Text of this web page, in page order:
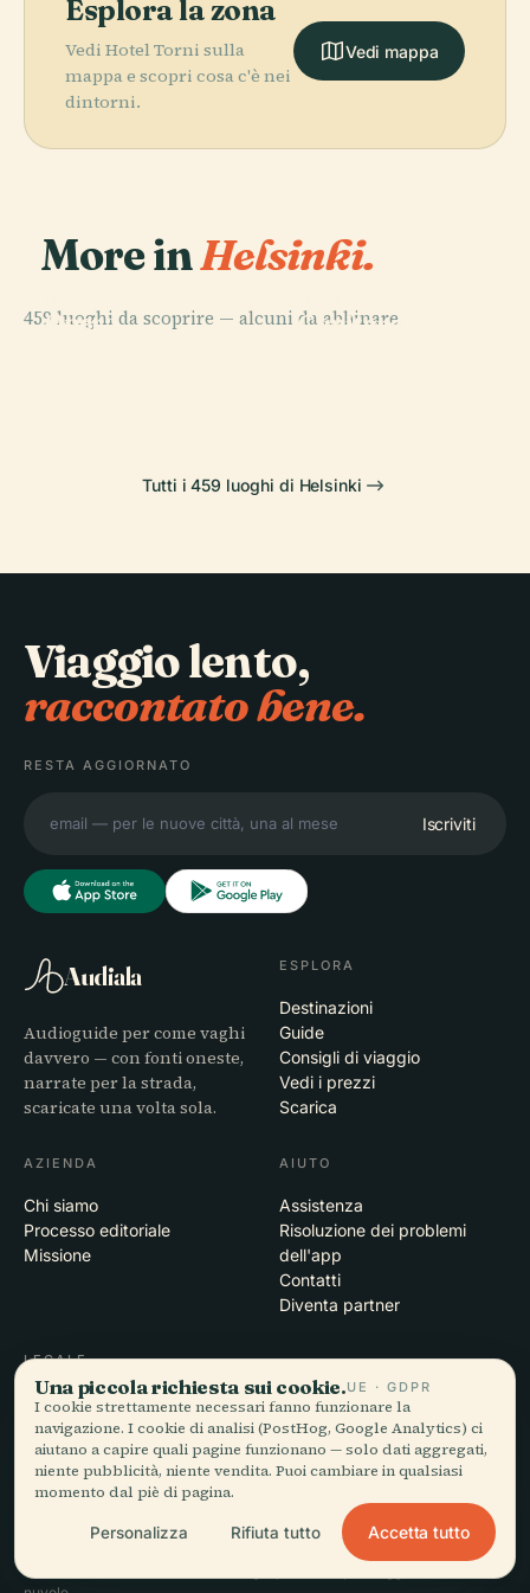
Esplora la zona
Vedi Hotel Torni sulla
mappa e scopri cosa c'è nei
dintorni.
Vedi mappa
More inHelsinki.
459 luoghi da scoprire — alcuni da abbinare.
PLACE
Cimitero di
Opera
PLACE
Tutti i 459 luoghi di Helsinki
Viaggio lento,
raccontato bene.
RESTA AGGIORNATO
Iscriviti
Audiala
Audioguide per come vaghi
davvero — con fonti oneste,
narrate per la strada,
scaricate una volta sola.
ESPLORA
Destinazioni
Guide
Consigli di viaggio
Vedi i prezzi
Scarica
AZIENDA
Chi siamo
Processo editoriale
Missione
AIUTO
Assistenza
Risoluzione dei problemi
dell'app
Contatti
Diventa partner
LEGALE
Privacy
Termini
Impostazioni cookie
Elimina account
© 2026 Audiala · Realizzata a Morges, Svizzera, in viaggio e tra le
Una piccola richiesta sui cookie.UE · GDPR
I cookie strettamente necessari fanno funzionare la
navigazione. I cookie di analisi (PostHog, Google Analytics) ci
aiutano a capire quali pagine funzionano — solo dati aggregati,
niente pubblicità, niente vendita. Puoi cambiare in qualsiasi
momento dal piè di pagina.
Personalizza Rifiuta tutto Accetta tutto